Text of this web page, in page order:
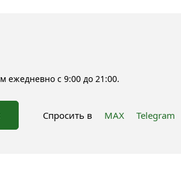
с 9:00 до 21:00.
Спросить в MAX Telegram